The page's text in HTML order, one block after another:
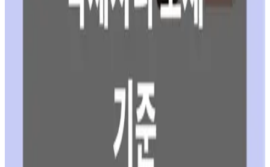
2026년 기준, 레플리카 사이트 완벽 가이드